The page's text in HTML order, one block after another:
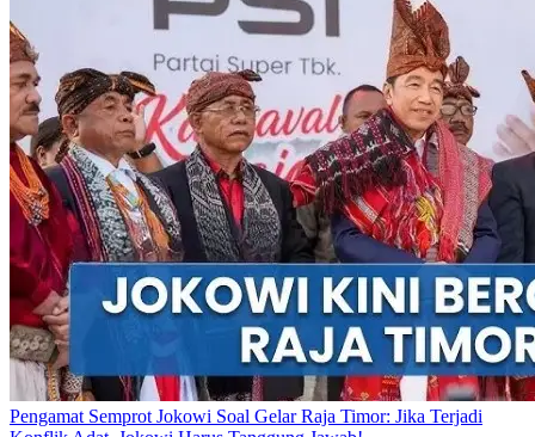
Pengamat Semprot Jokowi Soal Gelar Raja Timor: Jika Terjadi